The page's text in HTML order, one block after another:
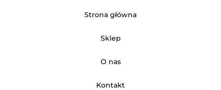
Strona główna
Sklep
O nas
Kontakt